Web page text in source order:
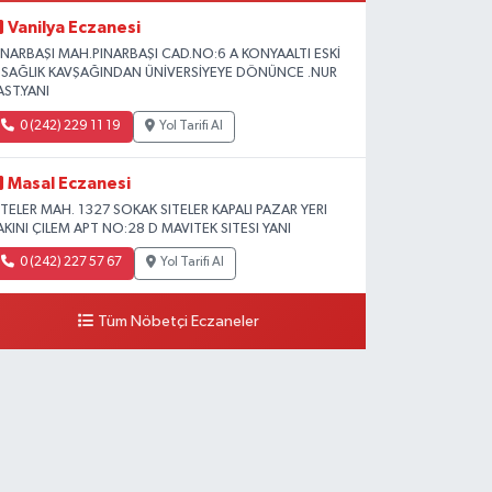
Vanilya Eczanesi
MAH.PINARBAŞI CAD.NO:6 A KONYAALTI ESKİ
SAĞLIK KAVŞAĞINDAN ÜNİVERSİYEYE DÖNÜNCE .NUR
0 (242) 229 11 19 Yol Tarifi Al
Masal Eczanesi
MAH. 1327 SOKAK SITELER KAPALI PAZAR YERI
ÇILEM APT NO:28 D MAVITEK SITESI YANI
0 (242) 227 57 67 Yol Tarifi Al
Tüm Nöbetçi Eczaneler